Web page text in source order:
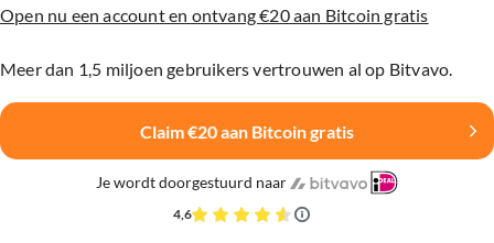
Open nu een account en ontvang €20 aan Bitcoin gratis
Meer dan 1,5 miljoen gebruikers vertrouwen al op Bitvavo.
Claim €20 aan Bitcoin gratis
Je wordt doorgestuurd naar
4,6